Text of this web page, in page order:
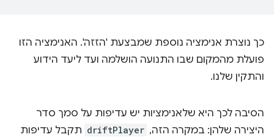
כך נוצרת אנימציה נוספת שמבצעת 'הזזה'. האנימציה הזו
פועלת מהמקום שבו התנועה הושלמה ועד ליעד הידוע
והתקין שלנו.
הסיבה לכך היא שלאנימציות יש עדיפות על סמך סדר
היצירה שלהן: במקרה הזה, driftPlayer תקבל עדיפות